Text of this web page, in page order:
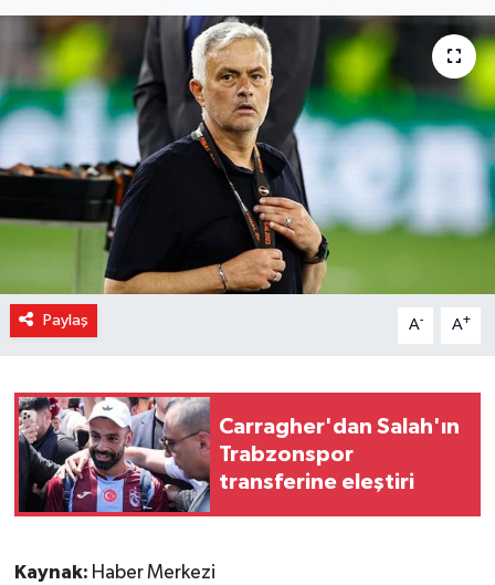
Paylaş A- A+
Carragher'dan Salah'ın
Trabzonspor
transferine eleştiri
Kaynak: Haber Merkezi
Magazin
Özel Haber
Sağlık
Siyaset
Spor
Haber Arşivi